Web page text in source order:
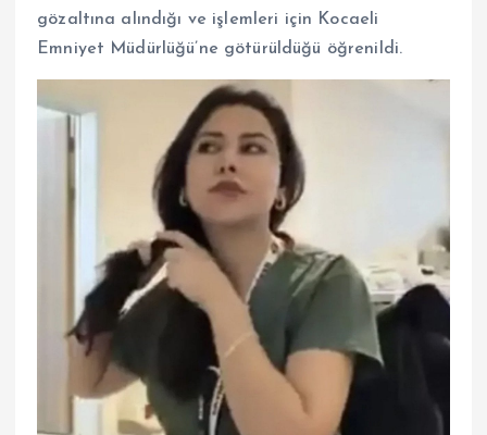
gözaltına alındığı ve işlemleri için Kocaeli
Emniyet Müdürlüğü’ne götürüldüğü öğrenildi.